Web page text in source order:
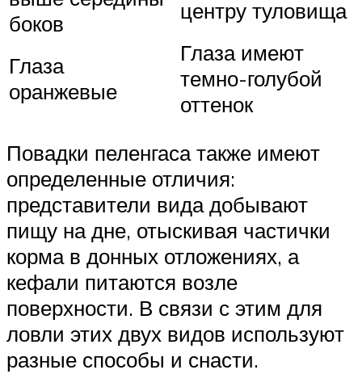
боков
центру туловища
Глаза
оранжевые
Глаза имеют
темно-голубой
оттенок
Повадки пеленгаса также имеют
определенные отличия:
представители вида добывают
пищу на дне, отыскивая частички
корма в донных отложениях, а
кефали питаются возле
поверхности. В связи с этим для
ловли этих двух видов используют
разные способы и снасти.